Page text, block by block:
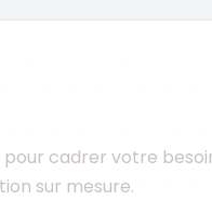
cadrer votre
sur mesure.